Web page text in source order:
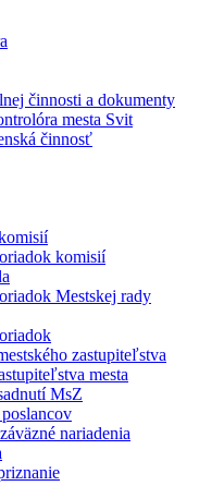
činnosti a dokumenty
mesta Svit
činnosť
komisií
Mestskej rady
zastupiteľstva
mesta
MsZ
nariadenia